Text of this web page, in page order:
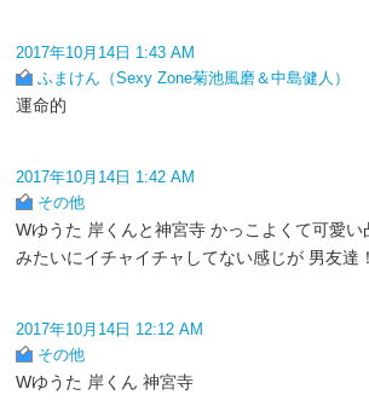
2017年10月14日 1:43 AM
ふまけん（Sexy Zone菊池風磨＆中島健人）
運命的
2017年10月14日 1:42 AM
その他
Wゆうた 岸くんと神宮寺 かっこよくて可愛い
みたいにイチャイチャしてない感じが 男友達
2017年10月14日 12:12 AM
その他
Wゆうた 岸くん 神宮寺